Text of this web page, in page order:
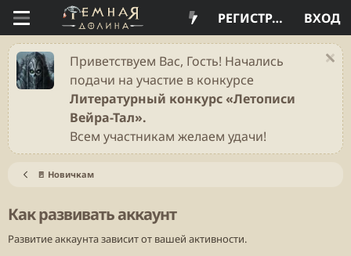
ВХОД
РЕГИСТРАЦИЯ
Приветствуем Вас, Гость! Начались
подачи на участие в конкурсе
Литературный конкурс «Летописи
Вейра-Тал».
Всем участникам желаем удачи!
🚪 Новичкам
Как развивать аккаунт
Развитие аккаунта зависит от вашей активности.